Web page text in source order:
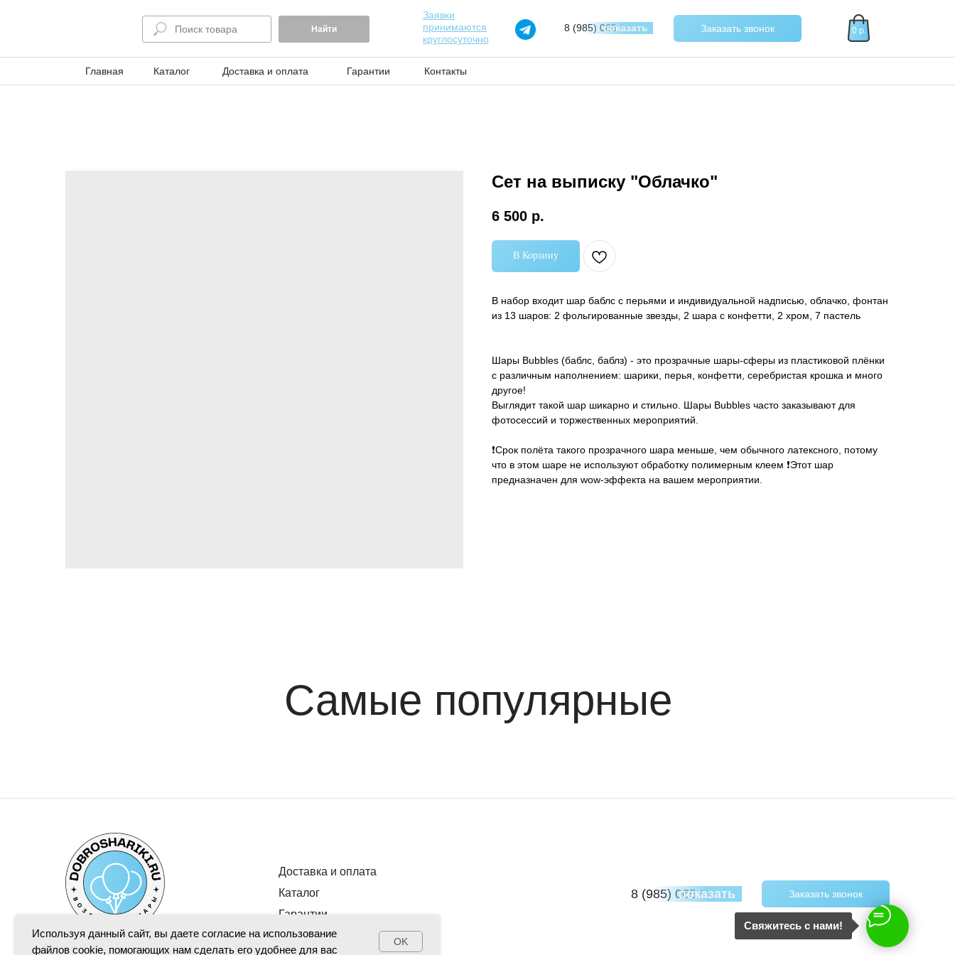
Найти 8 (985) 065 97 40
показать
Заявки
принимаются
круглосуточно
Заказать звонок 0 р.
Каталог
Главная Доставка и оплата Гарантии Контакты
Сет на выписку "Облачко"
6 500 р.
В Корзину
В набор входит шар баблс с перьями и индивидуальной надписью, облачко, фонтан
из 13 шаров: 2 фольгированные звезды, 2 шара с конфетти, 2 хром, 7 пастель
Шары Bubbles (баблс, баблз) - это прозрачные шары-сферы из пластиковой плёнки
с различным наполнением: шарики, перья, конфетти, серебристая крошка и много
другое!
Выглядит такой шар шикарно и стильно. Шары Bubbles часто заказывают для
фотосессий и торжественных мероприятий.
❗️Срок полёта такого прозрачного шара меньше, чем обычного латексного, потому
что в этом шаре не используют обработку полимерным клеем ❗️Этот шар
предназначен для wow-эффекта на вашем мероприятии.
Самые популярные
Доставка и оплата
Каталог
Гарантии
8 (985) 065 97 40
показать Заказать звонок
Свяжитесь с нами!
Используя данный сайт, вы даете согласие на использование
файлов cookie, помогающих нам сделать его удобнее для вас
OK